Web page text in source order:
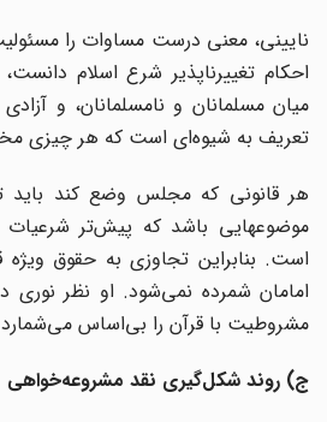
نایینی، معنی درست مساوات را
احکام تغییرناپذیر شرع اسلام
میان مسلمانان و نامسلمانان، و آزادی
تعریف به شیوه‌ای است که هر چیزی
هر قانونی که مجلس وضع کند باید
موضوعهایی باشد که پیش‌تر شرعیات
است. بنابراین تجاوزی به حقوق ویژه
امامان شمرده نمی‌شود. او نظر نوری
مشروطیت با قرآن را بی‌اساس می‌شمارد.
ج) روند شکل‌گیری نقد مشروعه‌خواهی